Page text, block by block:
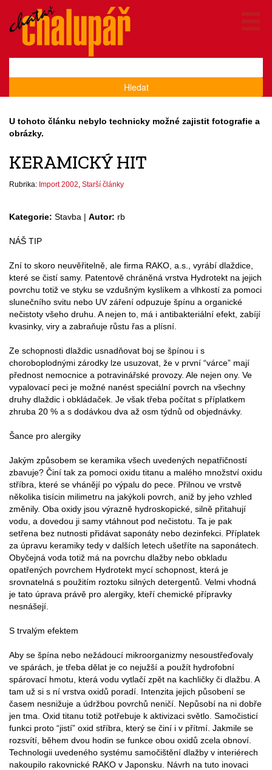
Hledat
U tohoto článku nebylo technicky možné zajistit fotografie a
obrázky.
KERAMICKÝ HIT
Rubrika: Import 2002 Starší články
Kategorie: Stavba | Autor: rb
NÁŠ TIP
Zní to skoro neuvěřitelně, ale firma RAKO, a.s., vyrábí dlaždice,
které se čistí samy. Patentově chráněná vrstva Hydrotekt na jejich
povrchu totiž ve styku se vzdušným kyslíkem a vlhkostí za pomoci
slunečního svitu nebo UV záření odpuzuje špínu a organické
nečistoty všeho druhu. A nejen to, má i antibakteriální efekt, zabíjí
kvasinky, viry a zabraňuje růstu řas a plísní.
Ze schopnosti dlaždic usnadňovat boj se špínou i s
choroboplodnými zárodky lze usuzovat, že v první “várce” mají
přednost nemocnice a potravinářské provozy. Ale nejen ony. Ve
vypalovací peci je možné nanést speciální povrch na všechny
druhy dlaždic i obkládaček. Je však třeba počítat s příplatkem
zhruba 20 % a s dodávkou dva až osm týdnů od objednávky.
Šance pro alergiky
Jakým způsobem se keramika všech uvedených nepatřičností
zbavuje? Činí tak za pomoci oxidu titanu a malého množství oxidu
stříbra, které se vhánějí po výpalu do pece. Přilnou ve vrstvě
několika tisícin milimetru na jakýkoli povrch, aniž by jeho vzhled
změnily. Oba oxidy jsou výrazně hydroskopické, silně přitahují
vodu, a dovedou ji samy vtáhnout pod nečistotu. Ta je pak
setřena bez nutnosti přidávat saponáty nebo dezinfekci. Příplatek
za úpravu keramiky tedy v dalších letech ušetříte na saponátech.
Obyčejná voda totiž má na povrchu dlažby nebo obkladu
opatřených povrchem Hydrotekt mycí schopnost, která je
srovnatelná s použitím roztoku silných detergentů. Velmi vhodná
je tato úprava právě pro alergiky, kteří chemické přípravky
nesnášejí.
S trvalým efektem
Aby se špína nebo nežádoucí mikroorganizmy nesoustřeďovaly
ve spárách, je třeba dělat je co nejužší a použít hydrofobní
spárovací hmotu, která vodu vytlačí zpět na kachličky či dlažbu. A
tam už si s ní vrstva oxidů poradí. Intenzita jejich působení se
časem nesnižuje a údržbou povrchů neničí. Nepůsobí na ni dobře
jen tma. Oxid titanu totiž potřebuje k aktivizaci světlo. Samočisticí
funkci proto “jistí” oxid stříbra, který se činí i v přítmí. Jakmile se
rozsvítí, během dvou hodin se funkce obou oxidů zcela obnoví.
Technologii uvedeného systému samočištění dlažby v interiérech
nakoupilo rakovnické RAKO v Japonsku. Návrh na tuto inovaci